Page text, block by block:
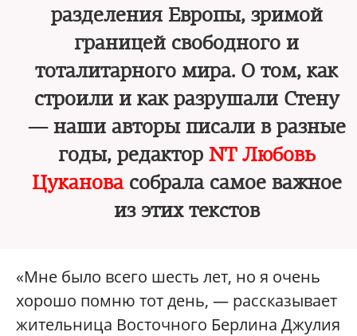
разделения Европы, зримой
границей свободного и
тоталитарного мира. О том, как
строили и как разрушали Стену
— наши авторы писали в разные
годы, редактор NT Любовь
Цукановасобрала самое важное
из этих текстов
«Мне было всего шесть лет, но я очень
хорошо помню тот день, — рассказывает
жительница Восточного Берлина Джулия